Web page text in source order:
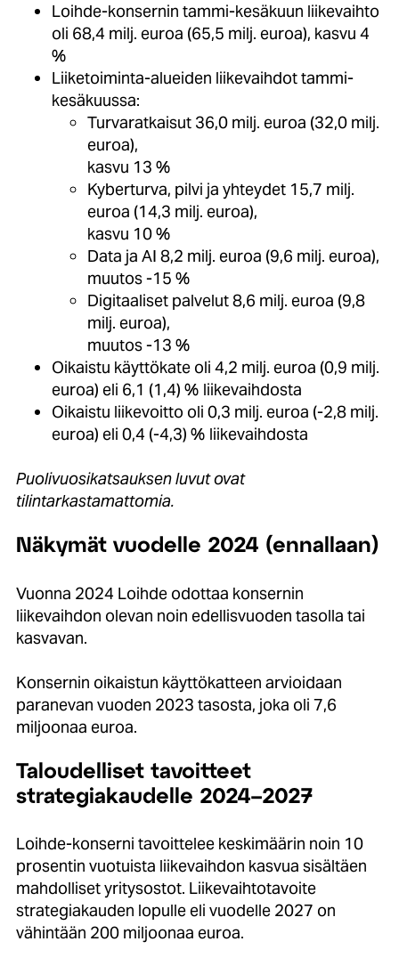
Loihde-konsernin tammi-kesäkuun liikevaihto
oli 68,4 milj. euroa (65,5 milj. euroa), kasvu 4
%
Liiketoiminta-alueiden liikevaihdot tammi-
kesäkuussa:
Turvaratkaisut 36,0 milj. euroa (32,0 milj.
euroa),
kasvu 13 %
Kyberturva, pilvi ja yhteydet 15,7 milj.
euroa (14,3 milj. euroa),
kasvu 10 %
Data ja AI 8,2 milj. euroa (9,6 milj. euroa),
muutos -15 %
Digitaaliset palvelut 8,6 milj. euroa (9,8
milj. euroa),
muutos -13 %
Oikaistu käyttökate oli 4,2 milj. euroa (0,9 milj.
euroa) eli 6,1 (1,4) % liikevaihdosta
Oikaistu liikevoitto oli 0,3 milj. euroa (-2,8 milj.
euroa) eli 0,4 (-4,3) % liikevaihdosta
Puolivuosikatsauksen luvut ovat
tilintarkastamattomia.
Näkymät vuodelle 2024 (ennallaan)
Vuonna 2024 Loihde odottaa konsernin
liikevaihdon olevan noin edellisvuoden tasolla tai
kasvavan.
Konsernin oikaistun käyttökatteen arvioidaan
paranevan vuoden 2023 tasosta, joka oli 7,6
miljoonaa euroa.
Taloudelliset tavoitteet
strategiakaudelle 2024–2027
Loihde-konserni tavoittelee keskimäärin noin 10
prosentin vuotuista liikevaihdon kasvua sisältäen
mahdolliset yritysostot. Liikevaihtotavoite
strategiakauden lopulle eli vuodelle 2027 on
vähintään 200 miljoonaa euroa.